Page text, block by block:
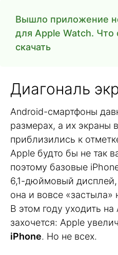
Вышло приложение
для Apple Watch. Что
скачать
Диагональ
Android-смартфоны
размерах, а их экраны
приблизились к
Apple будто бы не так
поэтому базовые
6,1-дюймовый дисплей,
она и вовсе
В этом году уходить
захочется: Apple
iPhone. Но не всех.